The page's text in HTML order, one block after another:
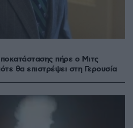
πήρε ο Μιτς
θα επιστρέψει στη Γερουσία